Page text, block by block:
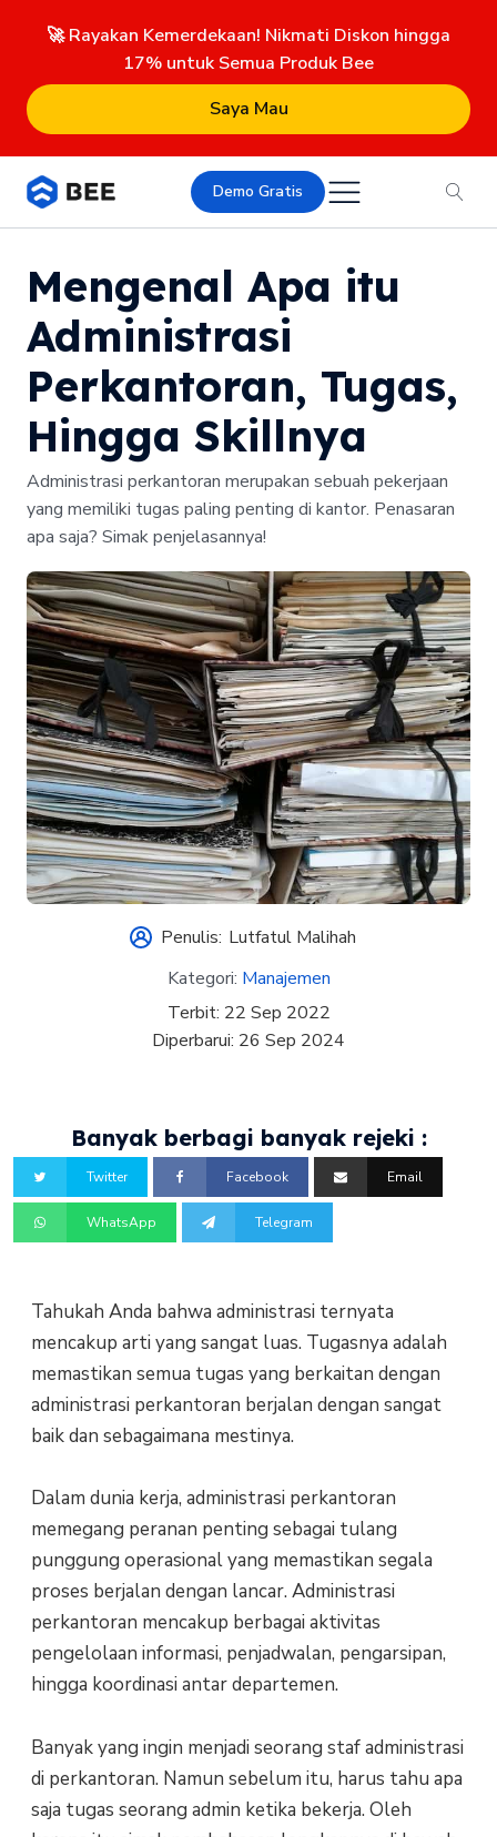
🚀 Rayakan Kemerdekaan! Nikmati Diskon hingga
17% untuk Semua Produk Bee
Saya Mau
Demo Gratis
Mengenal Apa itu
Administrasi
Perkantoran, Tugas,
Hingga Skillnya
Administrasi perkantoran merupakan sebuah pekerjaan
yang memiliki tugas paling penting di kantor. Penasaran
apa saja? Simak penjelasannya!
Penulis: Lutfatul Malihah
Kategori: Manajemen
Terbit: 22 Sep 2022
Diperbarui: 26 Sep 2024
Banyak berbagi banyak rejeki :
Twitter Facebook Email
WhatsApp Telegram
Tahukah Anda bahwa administrasi ternyata
mencakup arti yang sangat luas. Tugasnya adalah
memastikan semua tugas yang berkaitan dengan
administrasi perkantoran berjalan dengan sangat
baik dan sebagaimana mestinya.
Dalam dunia kerja, administrasi perkantoran
memegang peranan penting sebagai tulang
punggung operasional yang memastikan segala
proses berjalan dengan lancar. Administrasi
perkantoran mencakup berbagai aktivitas
pengelolaan informasi, penjadwalan, pengarsipan,
hingga koordinasi antar departemen.
Banyak yang ingin menjadi seorang staf administrasi
di perkantoran. Namun sebelum itu, harus tahu apa
saja tugas seorang admin ketika bekerja. Oleh